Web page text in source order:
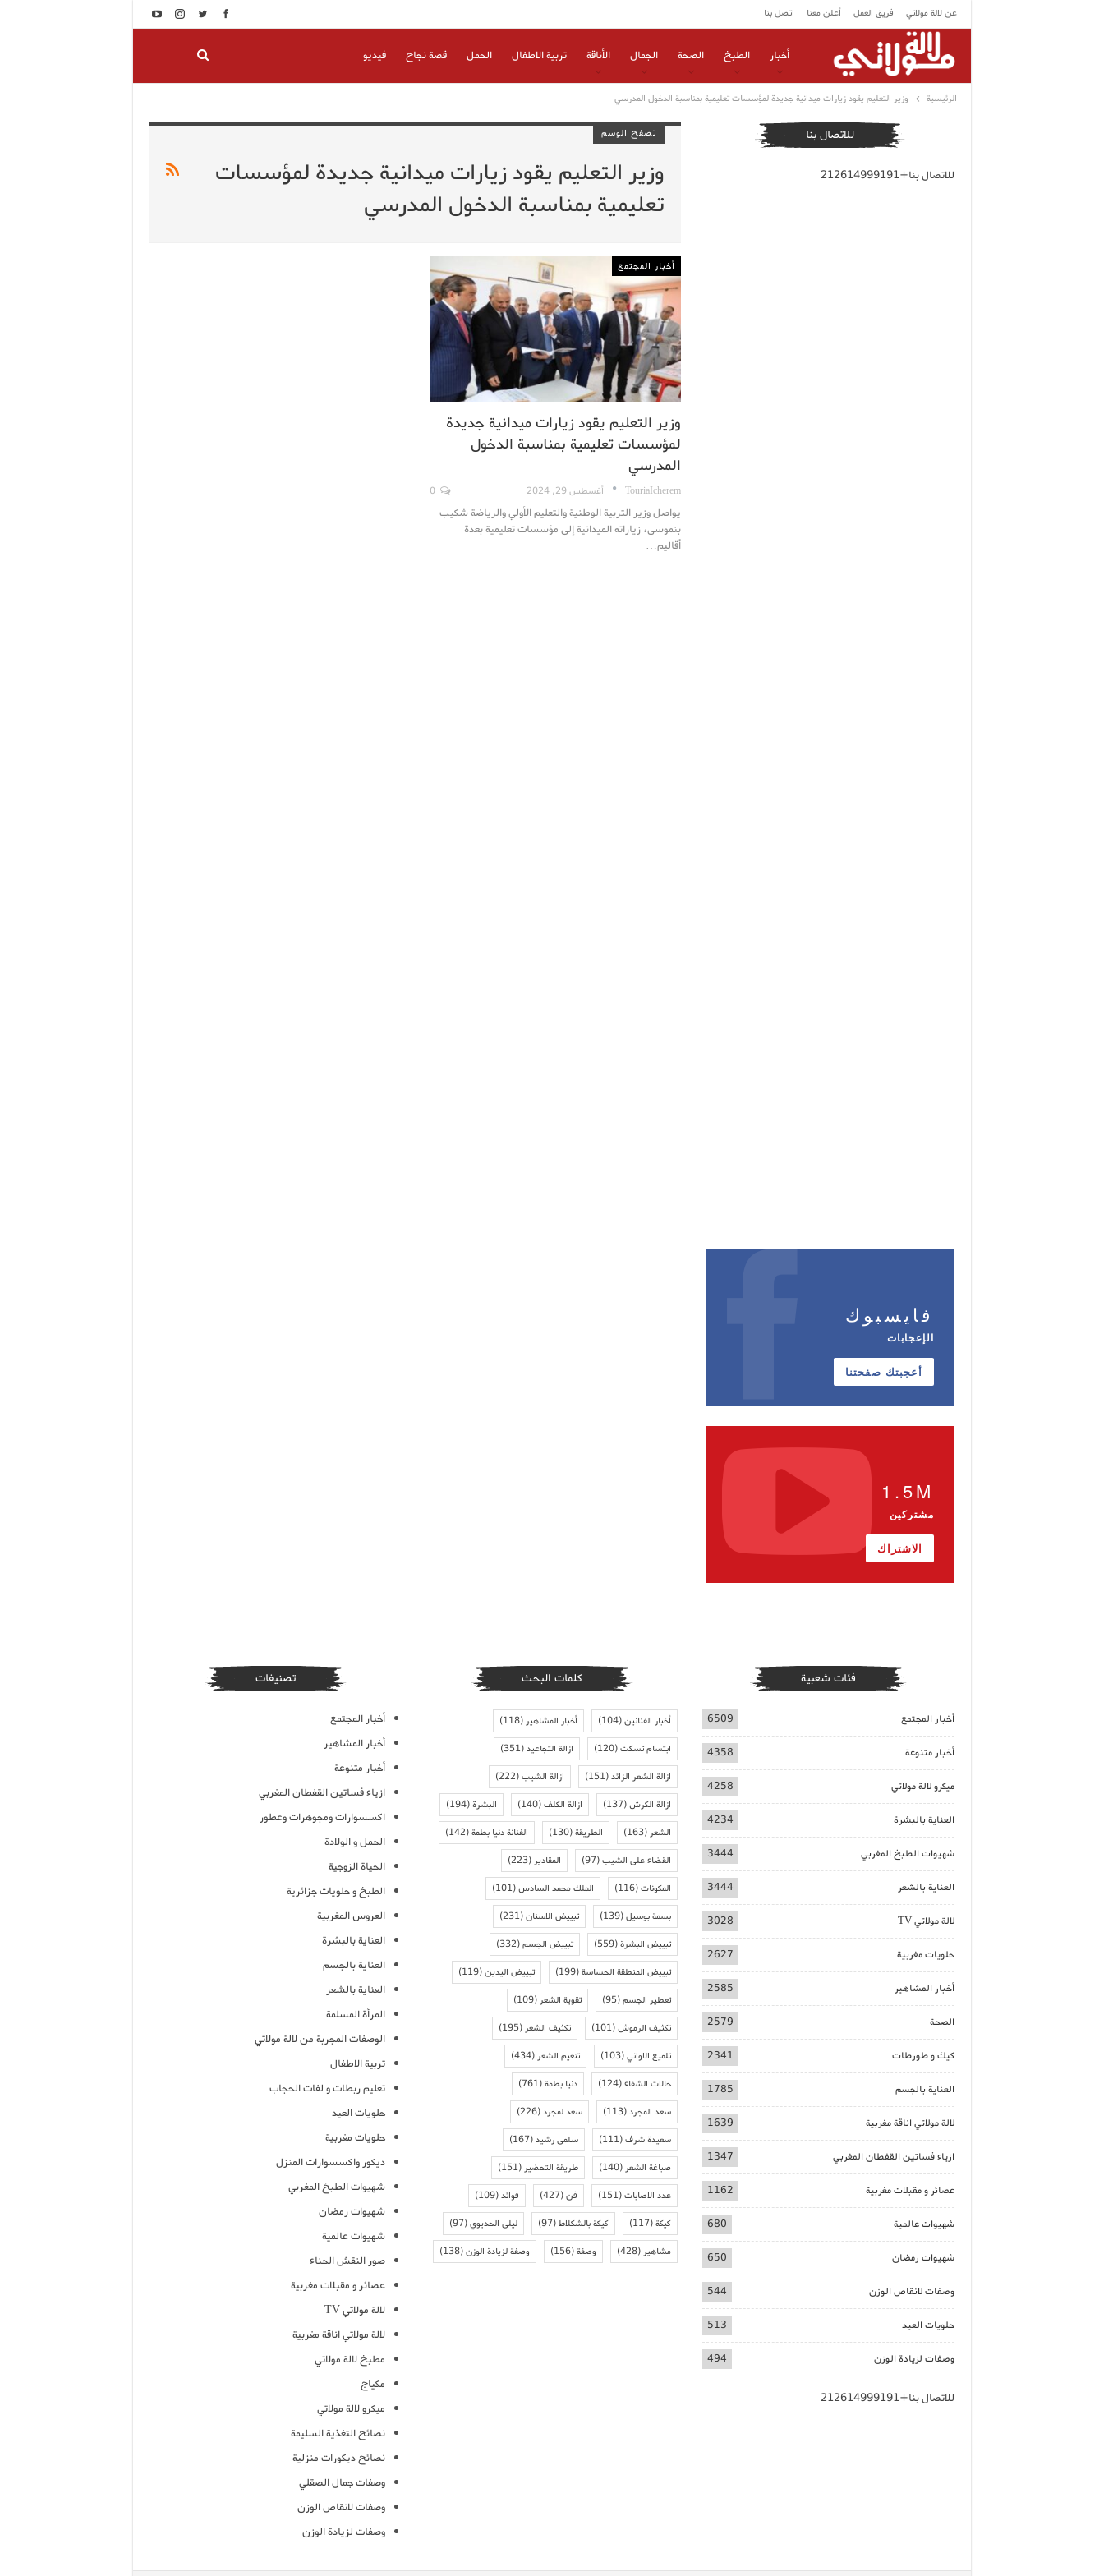
عن لالة مولاتي فريق العمل أعلن معنا اتصل بنا
أخبار الطبخ الصحة الجمال الأناقة تربية الاطفال الحمل قصة نجاح فيديو
الرئيسية وزير التعليم يقود زيارات ميدانية جديدة لمؤسسات تعليمية بمناسبة الدخول المدرسي
تصفح الوسم
وزير التعليم يقود زيارات ميدانية جديدة لمؤسسات
تعليمية بمناسبة الدخول المدرسي
أخبار المجتمع
وزير التعليم يقود زيارات ميدانية جديدة
لمؤسسات تعليمية بمناسبة الدخول
المدرسي
TouriaIcherem أغسطس 29, 2024
يواصل وزير التربية الوطنية والتعليم الأولي والرياضة شكيب
بنموسى، زياراته الميدانية إلى مؤسسات تعليمية بعدة
أقاليم…
للاتصال بنا
للاتصال بنا+212614999191
فايسبوك
الإعجابات
أعجبتك صفحتنا
1.5M
مشتركين
الاشتراك
فئات شعبية
أخبار المجتمع 6509
أخبار متنوعة 4358
ميكرو لالة مولاتي 4258
العناية بالبشرة 4234
شهيوات الطبخ المغربي 3444
العناية بالشعر 3444
لالة مولاتي TV 3028
حلويات مغربية 2627
أخبار المشاهير 2585
الصحة 2579
كيك و طورطات 2341
العناية بالجسم 1785
لالة مولاتي اناقة مغربية 1639
ازياء فساتين القفطان المغربي 1347
عصائر و مقبلات مغربية 1162
شهيوات عالمية 680
شهيوات رمضان 650
وصفات لانقاص الوزن 544
حلويات العيد 513
وصفات لزيادة الوزن 494
للاتصال بنا+212614999191
كلمات البحث
أخبار الفنانين(104) أخبار المشاهير(118)
ابتسام تسكت(120) ازالة التجاعيد(351)
ازالة الشعر الزائد(151) ازالة الشيب(222)
ازالة الكرش(137) ازالة الكلف(140) البشرة(194)
الشعر(163) الطريقة(130) الفنانة دنيا بطمة(142)
القضاء على الشيب(97) المقادير(223)
المكونات(116) الملك محمد السادس(101)
بسمة بوسيل(139) تبييض الاسنان(231)
تبييض البشرة(559) تبييض الجسم(332)
تبييض المنطقة الحساسة(199) تبييض اليدين(119)
تعطير الجسم(95) تقوية الشعر(109)
تكثيف الرموش(101) تكثيف الشعر(195)
تلميع الاواني(103) تنعيم الشعر(434)
حالات الشفاء(124) دنيا بطمة(761)
سعد المجرد(113) سعد لمجرد(226)
سعيدة شرف(111) سلمى رشيد(167)
صباغة الشعر(140) طريقة التحضير(151)
عدد الاصابات(151) فن(427) فوائد(109)
كيكة(117) كيكة بالشكلاط(97) ليلى الحديوي(97)
مشاهير(428) وصفة(156) وصفة لزيادة الوزن(138)
تصنيفات
أخبار المجتمع
أخبار المشاهير
أخبار متنوعة
ازياء فساتين القفطان المغربي
اكسسوارات ومجوهرات وعطور
الحمل و الولادة
الحياة الزوجية
الطبخ و حلويات جزائرية
العروس المغربية
العناية بالبشرة
العناية بالجسم
العناية بالشعر
المرأة المسلمة
الوصفات المجربة من لالة مولاتي
تربية الاطفال
تعليم ربطات و لفات الحجاب
حلويات العيد
حلويات مغربية
ديكور واكسسوارات المنزل
شهيوات الطبخ المغربي
شهيوات رمضان
شهيوات عالمية
صور النقش الحناء
عصائر و مقبلات مغربية
لالة مولاتي TV
لالة مولاتي اناقة مغربية
مطبخ لالة مولاتي
مكياج
ميكرو لالة مولاتي
نصائح التغذية السليمة
نصائح ديكورات منزلية
وصفات جمال الصقلي
وصفات لانقاص الوزن
وصفات لزيادة الوزن